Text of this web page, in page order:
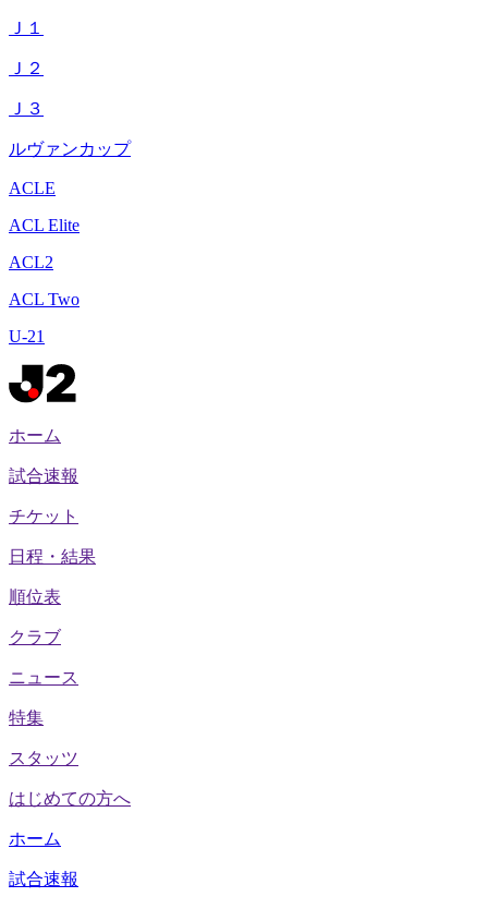
Ｊ１
Ｊ２
Ｊ３
ルヴァンカップ
ACLE
ACL Elite
ACL2
ACL Two
U-21
ホーム
試合速報
チケット
日程・結果
順位表
クラブ
ニュース
特集
スタッツ
はじめての方へ
ホーム
試合速報